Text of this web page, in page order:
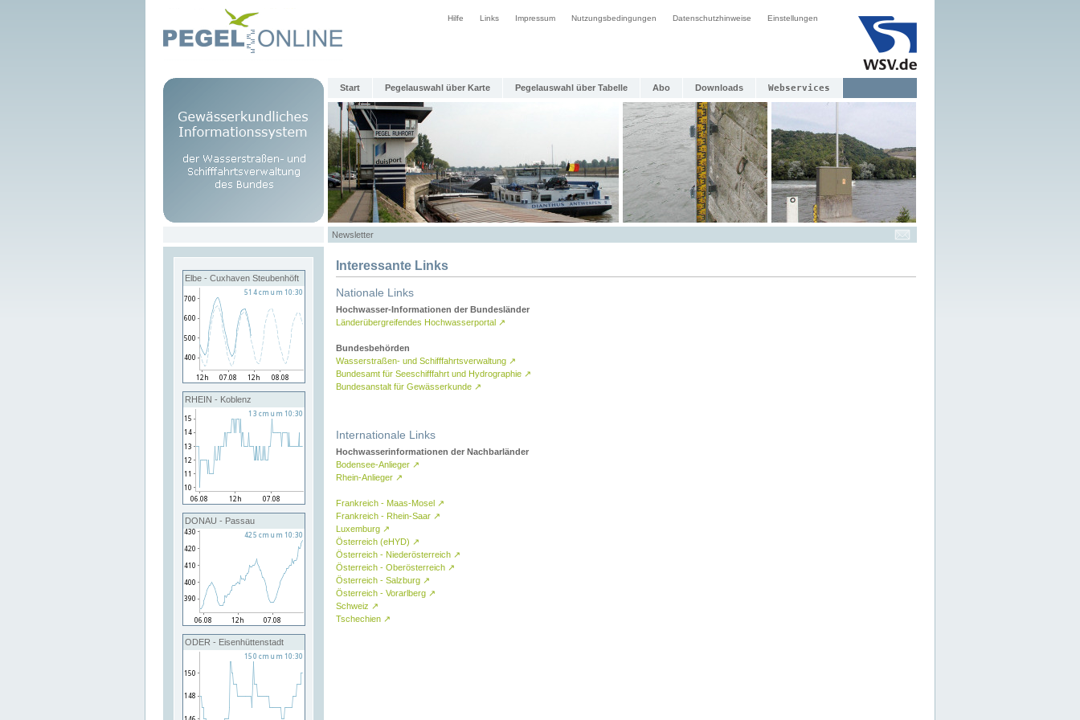
Hilfe Links Impressum Nutzungsbedingungen Datenschutzhinweise Einstellungen
Start Pegelauswahl über Karte Pegelauswahl über Tabelle Abo Downloads Webservices
Newsletter
Elbe - Cuxhaven Steubenhöft
RHEIN - Koblenz
DONAU - Passau
ODER - Eisenhüttenstadt
Interessante Links
Nationale Links
Hochwasser-Informationen der Bundesländer
Länderübergreifendes Hochwasserportal ↗
Bundesbehörden
Wasserstraßen- und Schifffahrtsverwaltung ↗
Bundesamt für Seeschifffahrt und Hydrographie ↗
Bundesanstalt für Gewässerkunde ↗
Internationale Links
Hochwasserinformationen der Nachbarländer
Bodensee-Anlieger ↗
Rhein-Anlieger ↗
Frankreich - Maas-Mosel ↗
Frankreich - Rhein-Saar ↗
Luxemburg ↗
Österreich (eHYD) ↗
Österreich - Niederösterreich ↗
Österreich - Oberösterreich ↗
Österreich - Salzburg ↗
Österreich - Vorarlberg ↗
Schweiz ↗
Tschechien ↗